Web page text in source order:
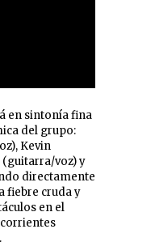
en sintonía fina
del grupo:
Kevin
(guitarra/voz) y
directamente
fiebre cruda y
en el